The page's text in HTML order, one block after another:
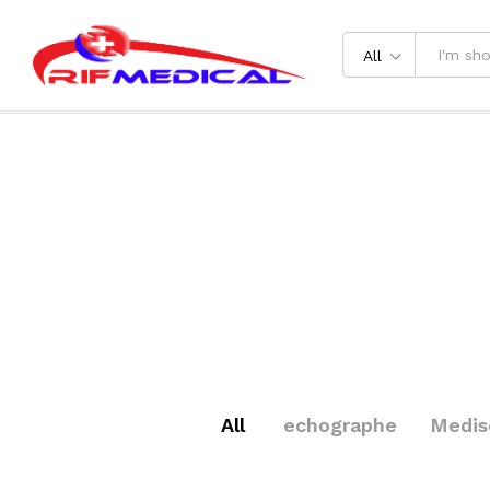
All
All echographe